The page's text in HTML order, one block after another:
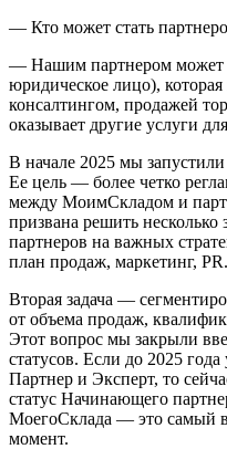
— Кто может стать
— Нашим партнером может
юридическое лицо),
консалтингом, продажей
оказывает другие услуги
В начале 2025 мы
Ее цель — более четко
между МоимСкладом и
призвана решить
партнеров на важных
план продаж, маркетинг, PR.
Вторая задача —
от объема продаж,
Этот вопрос мы закрыли
статусов. Если до 2025
Партнер и Эксперт, то
статус Начинающего
МоегоСклада — это самый
момент.